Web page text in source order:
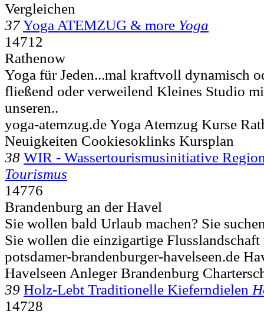
Vergleichen
37Yoga ATEMZUG & more Yoga
14712
Rathenow
Yoga für Jeden...mal kraftvoll dynamisch
fließend oder verweilend Kleines Studio
unseren..
yoga-atemzug.de Yoga Atemzug Kurse
Neuigkeiten Cookiesoklinks Kursplan
38 WIR - Wassertourismusinitiative
Tourismus
14776
Brandenburg an der Havel
Sie wollen bald Urlaub machen? Sie
Sie wollen die einzigartige
potsdamer-brandenburger-havelseen.de
Havelseen Anleger Brandenburg
39 Holz-Lebt Traditionelle Kieferndielen
14728